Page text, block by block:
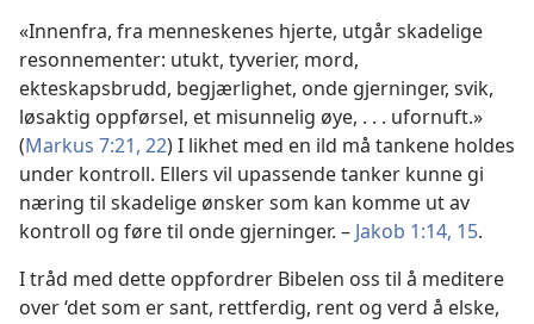
«Innenfra, fra menneskenes hjerte, utgår skadelige
resonnementer: utukt, tyverier, mord,
ekteskapsbrudd, begjærlighet, onde gjerninger, svik,
løsaktig oppførsel, et misunnelig øye, . . . ufornuft.»
(Markus 7:21, 22) I likhet med en ild må tankene holdes
under kontroll. Ellers vil upassende tanker kunne gi
næring til skadelige ønsker som kan komme ut av
kontroll og føre til onde gjerninger. – Jakob 1:14, 15.
I tråd med dette oppfordrer Bibelen oss til å meditere
over ‘det som er sant, rettferdig, rent og verd å elske,